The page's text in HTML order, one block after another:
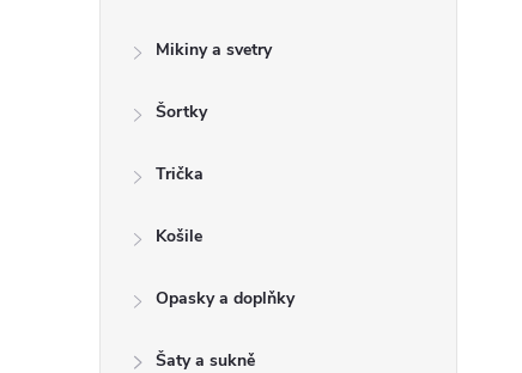
Mikiny a svetry
Šortky
Trička
Košile
Opasky a doplňky
Šaty a sukně